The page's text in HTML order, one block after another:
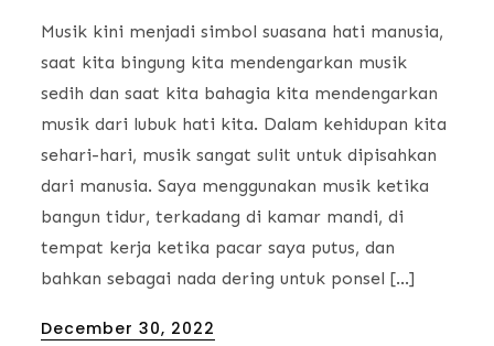
Musik kini menjadi simbol suasana hati manusia,
saat kita bingung kita mendengarkan musik
sedih dan saat kita bahagia kita mendengarkan
musik dari lubuk hati kita. Dalam kehidupan kita
sehari-hari, musik sangat sulit untuk dipisahkan
dari manusia. Saya menggunakan musik ketika
bangun tidur, terkadang di kamar mandi, di
tempat kerja ketika pacar saya putus, dan
bahkan sebagai nada dering untuk ponsel […]
Posted
December 30, 2022